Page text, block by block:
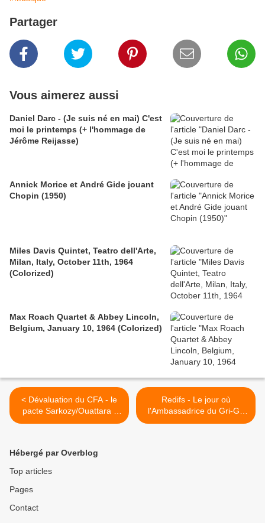
Partager
Vous aimerez aussi
Daniel Darc - (Je suis né en mai) C'est
moi le printemps (+ l'hommage de
Jérôme Reijasse)
Annick Morice et André Gide jouant
Chopin (1950)
Miles Davis Quintet, Teatro dell'Arte,
Milan, Italy, October 11th, 1964
(Colorized)
Max Roach Quartet & Abbey Lincoln,
Belgium, January 10, 1964 (Colorized)
< Dévaluation du CFA - le
pacte Sarkozy/Ouattara -
Grégory Protche -
Redifs - Le jour où
l'Ambassadrice du Gri-Gri
rencontra Erik - octobre
Hébergé par Overblog
Top articles
Pages
Contact